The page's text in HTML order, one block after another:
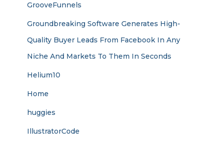
GrooveFunnels
Groundbreaking Software Generates High-
Quality Buyer Leads From Facebook In Any
Niche And Markets To Them In Seconds
Helium10
Home
huggies
IllustratorCode